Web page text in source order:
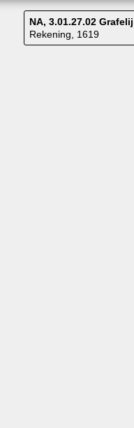
NA, 3.01.27.02
Rekening, 1619